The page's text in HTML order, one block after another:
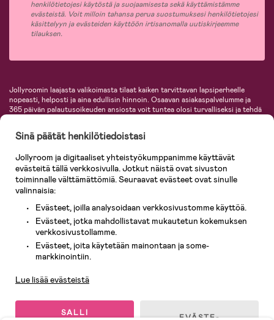
henkilötietojesi käytöstä ja suojaamisesta sekä käyttämistämme
evästeistä. Voit milloin tahansa perua suostumuksesi henkilötietojesi
käsittelyyn ja evästeiden käyttöön irtisanomalla uutiskirjeemme
tilauksen.
Jollyroomin laajasta valikoimasta tilaat kaiken tarvittavan lapsiperheelle
nopeasti, helposti ja aina edullisin hinnoin. Osaavan asiakaspalvelumme ja
365 päivän palautusoikeuden ansiosta voit tuntea olosi turvalliseksi ja tehdä
vaatteet vauvoille ja lapsille, inspiroivia sisustustuotteita lastenhuoneeseen,
lastentarvikkeita sekä paljon muuta. Meiltä löydät lukuisia tunnettuja
KidKraft, Ergobaby, Philips Avent, Neonate, Cybex, LEGO ja monia muita!
Tervetuloa shoppailemaan Pohjoismaiden suurimpaan lastentarvikkeiden
verkkokauppaan!
Sinä päätät henkilötiedoistasi
Jollyroom ja digitaaliset yhteistyökumppanimme käyttävät
evästeitä tällä verkkosivulla. Jotkut näistä ovat sivuston
toiminnalle välttämättömiä. Seuraavat evästeet ovat sinulle
valinnaisia:
Evästeet, joilla analysoidaan verkkosivustomme käyttöä.
Evästeet, jotka mahdollistavat mukautetun kokemuksen
verkkosivustollamme.
Evästeet, joita käytetään mainontaan ja some-
markkinointiin.
Lue lisää evästeistä
SALLI
EVÄSTE-